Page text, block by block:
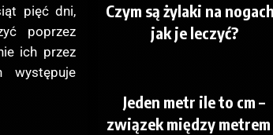
pięć dni,
poprzez
ich przez
występuje
Czym są żylaki na
jak je leczyć?
Jeden metr ile to cm –
związek między metrem